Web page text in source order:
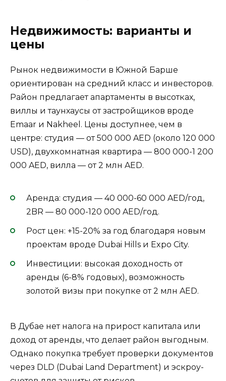
Недвижимость: варианты и
цены
Рынок недвижимости в Южной Барше
ориентирован на средний класс и инвесторов.
Район предлагает апартаменты в высотках,
виллы и таунхаусы от застройщиков вроде
Emaar и Nakheel. Цены доступнее, чем в
центре: студия — от 500 000 AED (около 120 000
USD), двухкомнатная квартира — 800 000-1 200
000 AED, вилла — от 2 млн AED.
Аренда: студия — 40 000-60 000 AED/год,
2BR — 80 000-120 000 AED/год.
Рост цен: +15-20% за год благодаря новым
проектам вроде Dubai Hills и Expo City.
Инвестиции: высокая доходность от
аренды (6-8% годовых), возможность
золотой визы при покупке от 2 млн AED.
В Дубае нет налога на прирост капитала или
доход от аренды, что делает район выгодным.
Однако покупка требует проверки документов
через DLD (Dubai Land Department) и эскроу-